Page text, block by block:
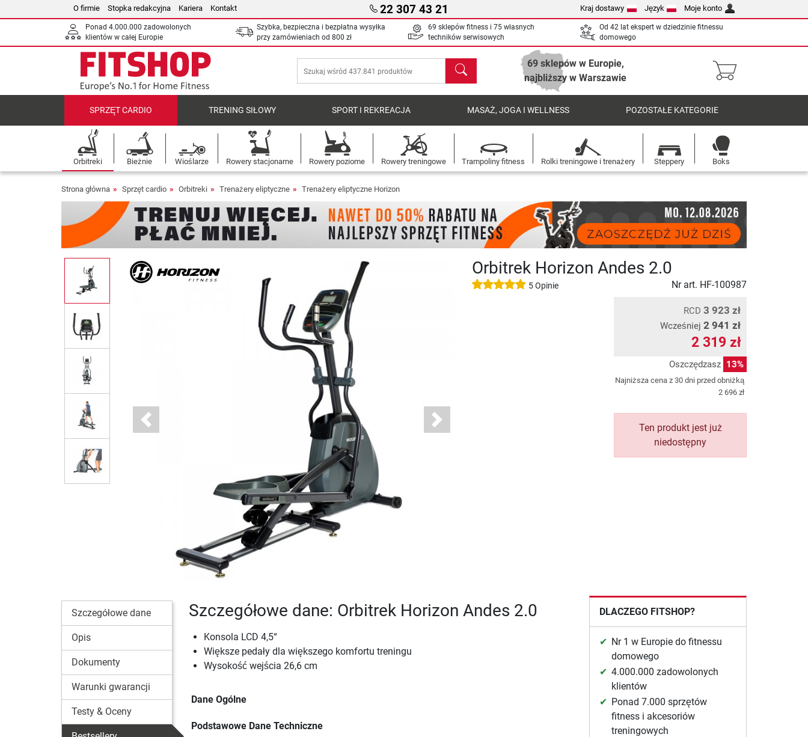
O firmie Stopka redakcyjna Kariera Kontakt 22 307 43 21 Kraj dostawy Język Moje konto
Ponad 4.000.000 zadowolonych
klientów w całej Europie
Szybka, bezpieczna i bezpłatna wysyłka
przy zamówieniach od 800 zł
69 sklepów fitness i 75 własnych
techników serwisowych
Od 42 lat ekspert w dziedzinie fitnessu
domowego
Szukaj
69 sklepów w Europie,
najbliższy w Warszawie
SPRZĘT CARDIO TRENING SIŁOWY SPORT I REKREACJA MASAŻ, JOGA I WELLNESS POZOSTAŁE KATEGORIE
Orbitreki Bieżnie Wioślarze Rowery stacjonarne Rowery poziome Rowery treningowe Trampoliny fitness Rolki treningowe i trenażery Steppery Boks
Strona główna Sprzęt cardio Orbitreki Trenażery eliptyczne Trenażery eliptyczne Horizon
Previous Next
Orbitrek Horizon Andes 2.0
5 Opinie Nr art. HF-100987
RCD 3 923 zł
Wcześniej 2 941 zł
2 319 zł
Oszczędzasz 13%
Najniższa cena z 30 dni przed obniżką
2 696 zł
Ten produkt jest już
niedostępny
Szczegółowe dane
Opis
Dokumenty
Warunki gwarancji
Testy & Oceny
Szczegółowe dane: Orbitrek Horizon Andes 2.0
Konsola LCD 4,5“
Większe pedały dla większego komfortu treningu
Wysokość wejścia 26,6 cm
Dane Ogólne
Podstawowe Dane Techniczne
DLACZEGO FITSHOP?
Nr 1 w Europie do fitnessu
domowego
4.000.000 zadowolonych
klientów
Ponad 7.000 sprzętów
fitness i akcesoriów
treningowych